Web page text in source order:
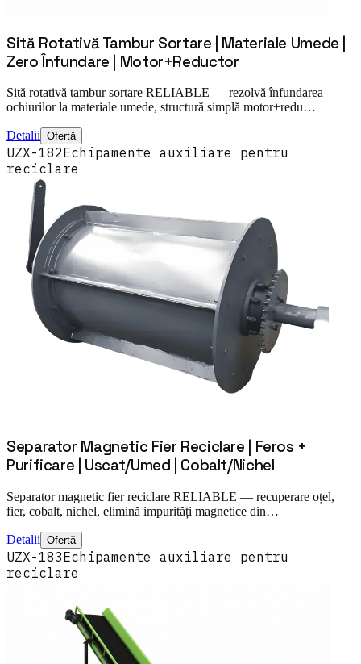
Sită Rotativă Tambur Sortare | Materiale Umede |
Zero Înfundare | Motor+Reductor
Sită rotativă tambur sortare RELIABLE — rezolvă înfundarea
ochiurilor la materiale umede, structură simplă motor+redu…
Detalii Ofertă
UZX-182Echipamente auxiliare pentru
reciclare
Separator Magnetic Fier Reciclare | Feros +
Purificare | Uscat/Umed | Cobalt/Nichel
Separator magnetic fier reciclare RELIABLE — recuperare oțel,
fier, cobalt, nichel, elimină impurități magnetice din…
Detalii Ofertă
UZX-183Echipamente auxiliare pentru
reciclare